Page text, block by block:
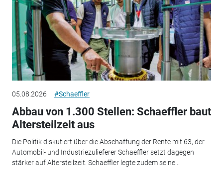
05.08.2026 #Schaeffler
Abbau von 1.300 Stellen: Schaeffler baut
Altersteilzeit aus
Die Politik diskutiert über die Abschaffung der Rente mit 63, der
Automobil- und Industriezulieferer Schaeffler setzt dagegen
stärker auf Altersteilzeit. Schaeffler legte zudem seine...